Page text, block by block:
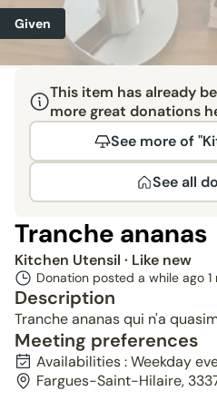
Given
This item has already
more great donations
See more of
See all
Tranche ananas
Kitchen Utensil · Like new
Donation posted a while ago
Description
Tranche ananas qui n'a
Meeting preferences
Availabilities : Weekday
Fargues-Saint-Hilaire,